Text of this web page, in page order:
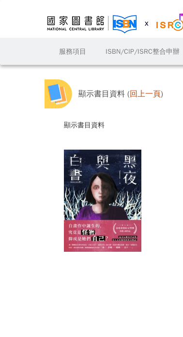
服務項目 ISBN/CIP/ISRC整合申辦
顯示書目資料 (回上一頁)
顯示書目資料